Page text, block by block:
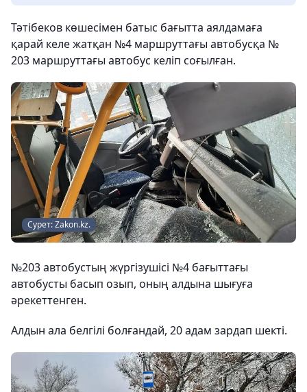
Тәтібеков көшесімен батыс бағытта аялдамаға
қарай келе жатқан №4 маршруттағы автобусқа №
203 маршруттағы автобус келіп соғылған.
Сурет: Zakon.kz.
№203 автобустың жүргізушісі №4 бағыттағы
автобусты басып озып, оның алдына шығуға
әрекеттенген.
Алдын ала белгілі болғандай, 20 адам зардап шекті.